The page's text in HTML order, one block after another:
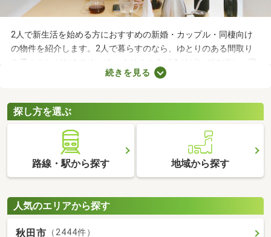
2人で新生活を始める方におすすめの新婚・カップル・同棲向け
の物件を紹介します。2人で暮らすのなら、ゆとりのある間取り
を選ぶことがおすすめ。ゆっくりくつろげるリビングのほか、寝
室や収納スペースを確保できる物件を選べば、長く快適に暮らせ
てチェックしてみてくださいね。
続きを見る
探し方を選ぶ
路線・駅から探す 地域から探す
人気のエリアから探す
秋田市 （2444件）